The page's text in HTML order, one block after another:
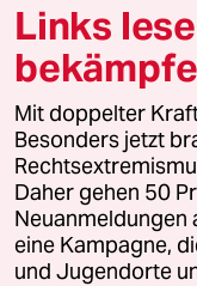
© 2026 taz Verlags
Alle Rechte vorbehalten.
wenden Sie sich bitte an
Feedback
Leitlinie Informant
Links
Mit doppelter
Besonders jetzt
Daher gehen 50
Neuanmeldungen
eine Kampagne,
und Jugendorte